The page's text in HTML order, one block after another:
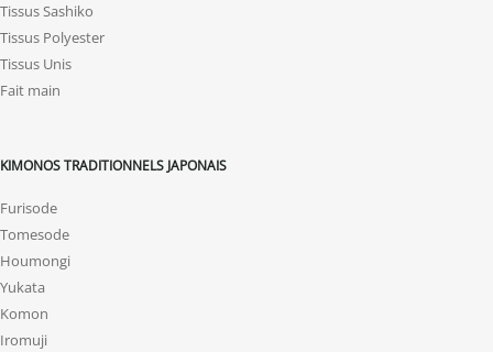
Tissus Sashiko
Tissus Polyester
Tissus Unis
Fait main
KIMONOS TRADITIONNELS JAPONAIS
Furisode
Tomesode
Houmongi
Yukata
Komon
Iromuji